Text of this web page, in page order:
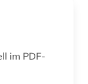
im PDF-